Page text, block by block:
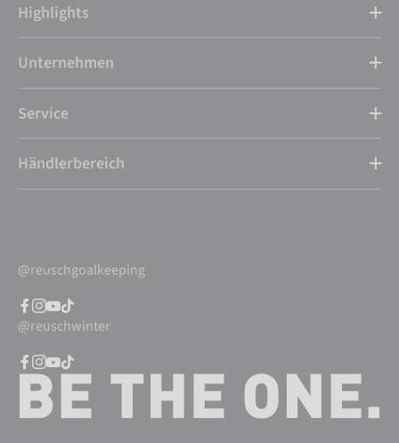
Highlights
Unternehmen
Service
Händlerbereich
@reuschgoalkeeping
@reuschwinter